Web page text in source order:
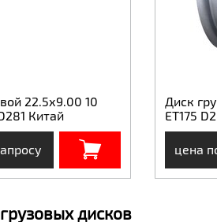
22.5х9.00 10
Китай
Диск
ET175
цена
дисков